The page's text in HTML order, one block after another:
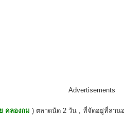
Advertisements
คลองถม ) ตลาดนัด 2 วัน , ที่จัดอยู่ที่ลาน